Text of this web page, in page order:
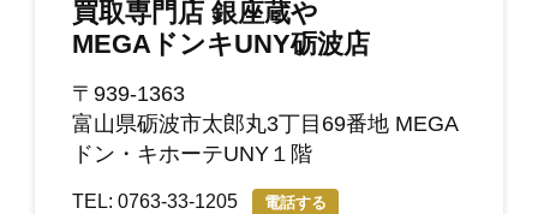
買取専門店 銀座蔵や
MEGAドンキUNY砺波店
〒939-1363
富山県砺波市太郎丸3丁目69番地 MEGA
ドン・キホーテUNY１階
TEL: 0763-33-1205 電話する